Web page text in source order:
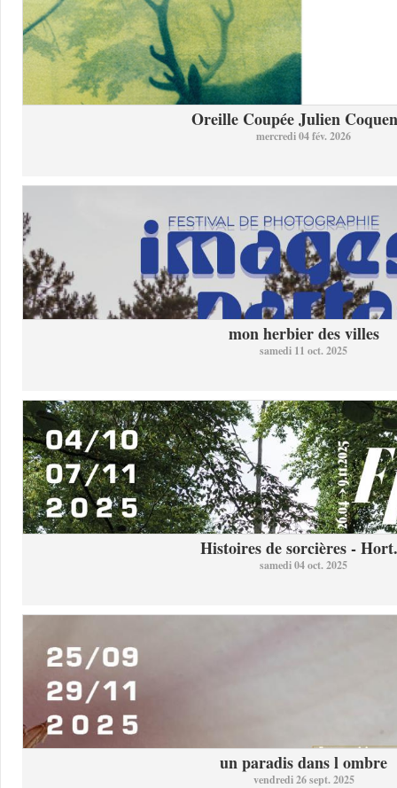
Oreille Coupée Julien
mercredi 04 fév. 2026
mon herbier des villes
samedi 11 oct. 2025
Histoires de sorcières -
samedi 04 oct. 2025
un paradis dans l ombre
vendredi 26 sept. 2025